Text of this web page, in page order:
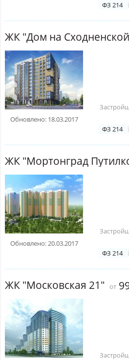
ФЗ 214
ЖК "Дом на
Обновлено: 18.03.2017
ФЗ 214
ЖК "Мортонград
Обновлено: 20.03.2017
ФЗ 214
ЖК "Московская 21" от